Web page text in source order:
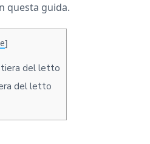
questa guida.
]
del letto
del letto